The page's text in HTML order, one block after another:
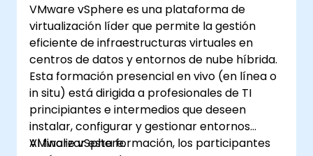
VMware vSphere es una plataforma de
virtualización líder que permite la gestión
eficiente de infraestructuras virtuales en
centros de datos y entornos de nube híbrida.
Esta formación presencial en vivo (en línea o
in situ) está dirigida a profesionales de TI
principiantes e intermedios que deseen
instalar, configurar y gestionar entornos
VMware vSphere.
Al finalizar esta formación, los participantes